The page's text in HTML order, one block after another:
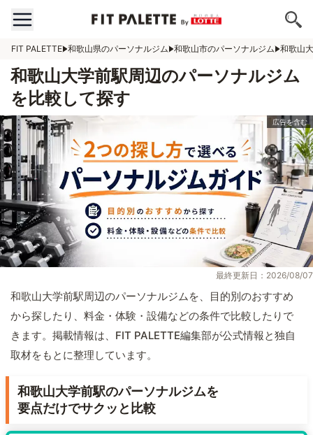
FIT PALETTE 和歌山県のパーソナルジム 和歌山市のパーソナルジム 和歌山
和歌山大学前駅周辺のパーソナルジム
を比較して探す
最終更新日：2026/08/07
和歌山大学前駅周辺のパーソナルジムを、目的別のおすすめ
から探したり、料金・体験・設備などの条件で比較したりで
きます。掲載情報は、FIT PALETTE編集部が公式情報と独自
取材をもとに整理しています。
和歌山大学前駅のパーソナルジムを
要点だけでサクッと比較